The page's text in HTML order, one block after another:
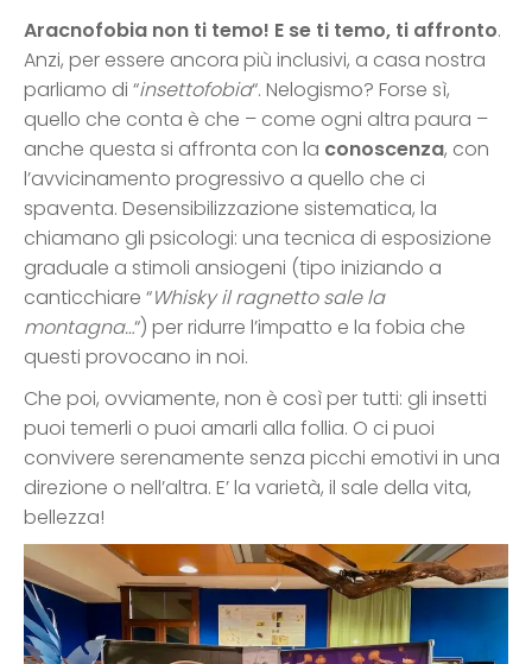
Aracnofobia non ti temo! E se ti temo, ti affronto.
Anzi, per essere ancora più inclusivi, a casa nostra
parliamo di “insettofobia“. Nelogismo? Forse sì,
quello che conta è che – come ogni altra paura –
anche questa si affronta con la conoscenza, con
l’avvicinamento progressivo a quello che ci
spaventa. Desensibilizzazione sistematica, la
chiamano gli psicologi: una tecnica di esposizione
graduale a stimoli ansiogeni (tipo iniziando a
canticchiare “Whisky il ragnetto sale la
montagna…“) per ridurre l’impatto e la fobia che
questi provocano in noi.
Che poi, ovviamente, non è così per tutti: gli insetti
puoi temerli o puoi amarli alla follia. O ci puoi
convivere serenamente senza picchi emotivi in una
direzione o nell’altra. E’ la varietà, il sale della vita,
bellezza!